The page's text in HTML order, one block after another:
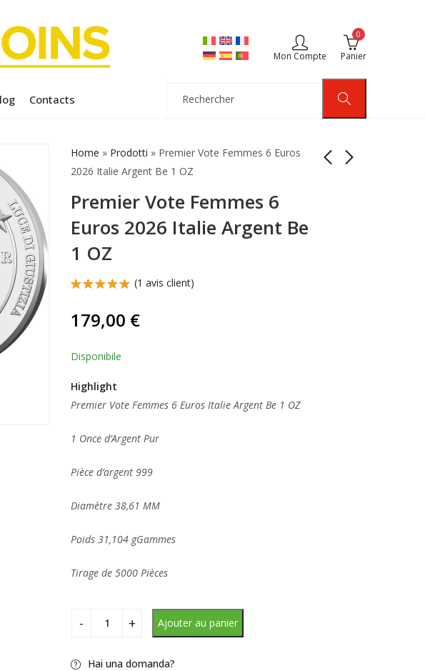
Mon Compte
0
Panier
Contacts
Home » Prodotti » Premier Vote Femmes 6 Euros
2026 Italie Argent Be 1 OZ
Premier Vote Femmes 6
Euros 2026 Italie Argent Be
1 OZ
Cornetto Algida Pièce
1,5 Euros 2026 Italie
Argent 1 OZ Rare
195,00
Coincard Finlande
2026 Yle
Broadcasting 2 Euros
5 basé
client
(1 avis client)
179,00 €
Disponibile
Highlight
Premier Vote Femmes 6 Euros Italie Argent Be 1 OZ
1 Once d’Argent Pur
Pièce d’argent 999
Diamètre 38,61 MM
Poids 31,104 gGammes
Tirage de 5000 Pièces
Ajouter au panier
Hai una domanda?